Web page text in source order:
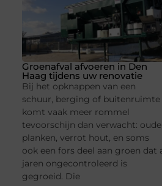
Groenafval afvoeren in Den
Haag tijdens uw renovatie
Bij het opknappen van een
schuur, berging of buitenruimte
komt vaak meer rommel
tevoorschijn dan verwacht: oude
planken, verrot hout, en soms
ook een fors deel aan groen dat
jaren ongecontroleerd is
gegroeid. Die